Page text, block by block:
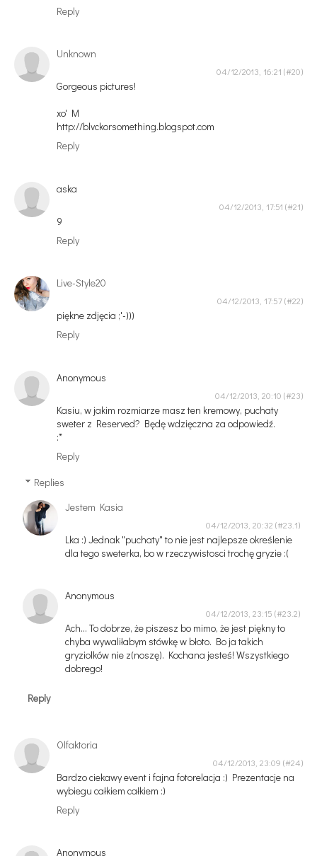
Reply
Unknown
04/12/2013, 16:21
Gorgeous pictures!
xo' M
http://blvckorsomething.blogspot.com
Reply
aska
04/12/2013, 17:51
9
Reply
Live-Style20
04/12/2013, 17:57
piękne zdjęcia ;'-)))
Reply
Anonymous
04/12/2013, 20:10
Kasiu, w jakim rozmiarze masz ten kremowy, puchaty
sweter z Reserved? Będę wdzięczna za odpowiedź.
:*
Reply
Replies
Jestem Kasia
04/12/2013, 20:32
Lka :) Jednak "puchaty" to nie jest najlepsze określenie
dla tego sweterka, bo w rzeczywistosci trochę gryzie :(
Anonymous
04/12/2013, 23:15
Ach... To dobrze, że piszesz bo mimo, że jest piękny to
chyba wywaliłabym stówkę w błoto. Bo ja takich
gryziolków nie z(noszę). Kochana jesteś! Wszystkiego
dobrego!
Reply
Olfaktoria
04/12/2013, 23:09
Bardzo ciekawy event i fajna fotorelacja :) Prezentacje na
wybiegu całkiem całkiem :)
Reply
Anonymous